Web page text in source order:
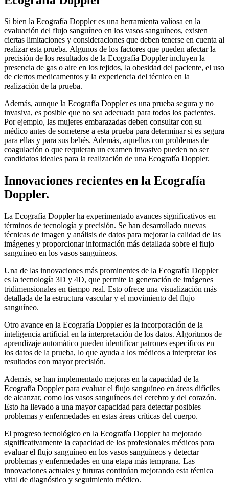
Si bien la Ecografía Doppler es una herramienta valiosa en la
evaluación del flujo sanguíneo en los vasos sanguíneos, existen
ciertas limitaciones y consideraciones que deben tenerse en cuenta al
realizar esta prueba. Algunos de los factores que pueden afectar la
precisión de los resultados de la Ecografía Doppler incluyen la
presencia de gas o aire en los tejidos, la obesidad del paciente, el uso
de ciertos medicamentos y la experiencia del técnico en la
realización de la prueba.
Además, aunque la Ecografía Doppler es una prueba segura y no
invasiva, es posible que no sea adecuada para todos los pacientes.
Por ejemplo, las mujeres embarazadas deben consultar con su
médico antes de someterse a esta prueba para determinar si es segura
para ellas y para sus bebés. Además, aquellos con problemas de
coagulación o que requieran un examen invasivo pueden no ser
candidatos ideales para la realización de una Ecografía Doppler.
Innovaciones recientes en la Ecografía
Doppler.
La Ecografía Doppler ha experimentado avances significativos en
términos de tecnología y precisión. Se han desarrollado nuevas
técnicas de imagen y análisis de datos para mejorar la calidad de las
imágenes y proporcionar información más detallada sobre el flujo
sanguíneo en los vasos sanguíneos.
Una de las innovaciones más prominentes de la Ecografía Doppler
es la tecnología 3D y 4D, que permite la generación de imágenes
tridimensionales en tiempo real. Esto ofrece una visualización más
detallada de la estructura vascular y el movimiento del flujo
sanguíneo.
Otro avance en la Ecografía Doppler es la incorporación de la
inteligencia artificial en la interpretación de los datos. Algoritmos de
aprendizaje automático pueden identificar patrones específicos en
los datos de la prueba, lo que ayuda a los médicos a interpretar los
resultados con mayor precisión.
Además, se han implementado mejoras en la capacidad de la
Ecografía Doppler para evaluar el flujo sanguíneo en áreas difíciles
de alcanzar, como los vasos sanguíneos del cerebro y del corazón.
Esto ha llevado a una mayor capacidad para detectar posibles
problemas y enfermedades en estas áreas críticas del cuerpo.
El progreso tecnológico en la Ecografía Doppler ha mejorado
significativamente la capacidad de los profesionales médicos para
evaluar el flujo sanguíneo en los vasos sanguíneos y detectar
problemas y enfermedades en una etapa más temprana. Las
innovaciones actuales y futuras continúan mejorando esta técnica
vital de diagnóstico y seguimiento médico.